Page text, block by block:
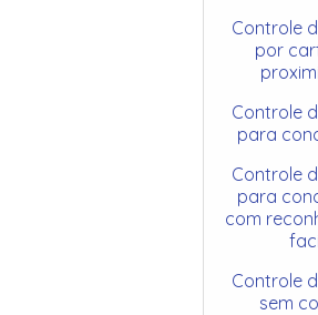
Controle
por
Controle
para
Controle
para
com
Controle
sem